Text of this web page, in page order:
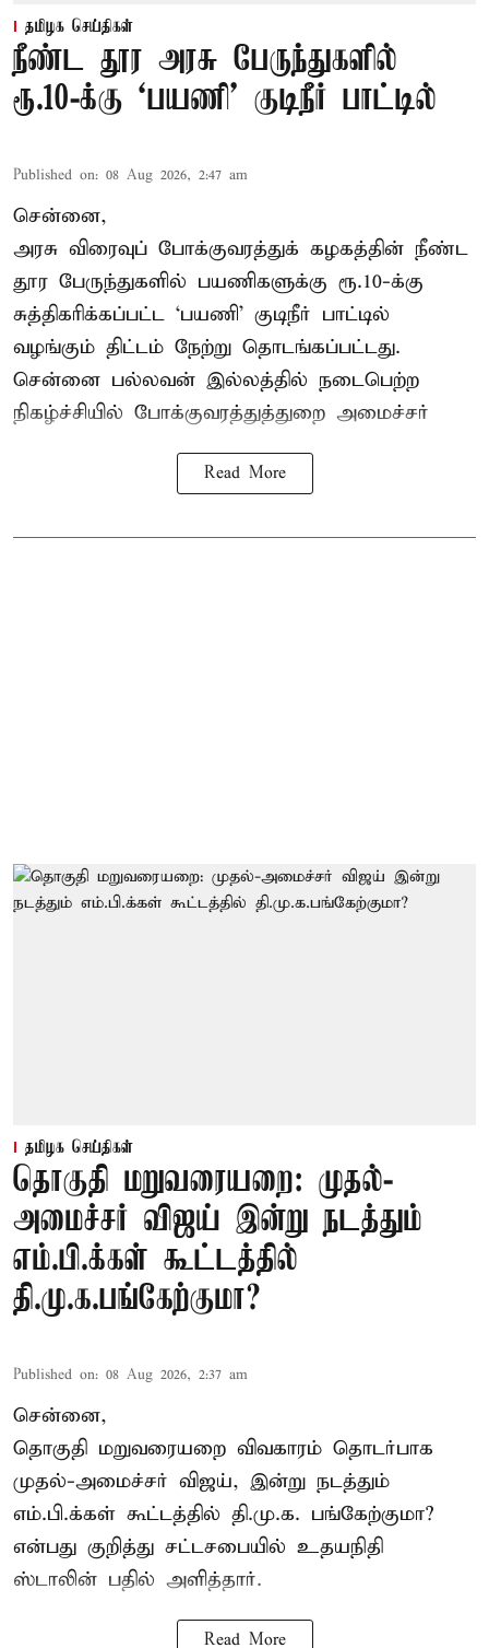
தமிழக செய்திகள்
நீண்ட தூர அரசு பேருந்துகளில்
ரூ.10-க்கு ‘பயணி’ குடிநீர் பாட்டில்
Published on: 08 Aug 2026, 2:47 am
சென்னை,
அரசு விரைவுப் போக்குவரத்துக் கழகத்தின் நீண்ட
தூர பேருந்துகளில் பயணிகளுக்கு ரூ.10-க்கு
சுத்திகரிக்கப்பட்ட ‘பயணி’ குடிநீர் பாட்டில்
வழங்கும் திட்டம் நேற்று தொடங்கப்பட்டது.
சென்னை பல்லவன் இல்லத்தில் நடைபெற்ற
நிகழ்ச்சியில் போக்குவரத்துத்துறை அமைச்சர்
Read More
தமிழக செய்திகள்
தொகுதி மறுவரையறை: முதல்-
அமைச்சர் விஜய் இன்று நடத்தும்
எம்.பி.க்கள் கூட்டத்தில்
தி.மு.க.பங்கேற்குமா?
Published on: 08 Aug 2026, 2:37 am
சென்னை,
தொகுதி மறுவரையறை விவகாரம் தொடர்பாக
முதல்-அமைச்சர் விஜய், இன்று நடத்தும்
எம்.பி.க்கள் கூட்டத்தில் தி.மு.க. பங்கேற்குமா?
என்பது குறித்து சட்டசபையில் உதயநிதி
ஸ்டாலின் பதில் அளித்தார்.
Read More